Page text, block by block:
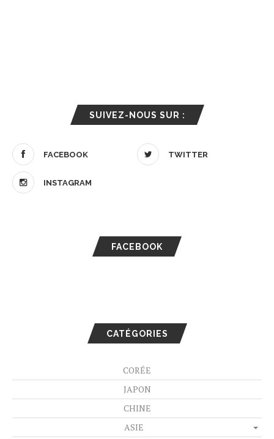
SUIVEZ-NOUS SUR :
FACEBOOK TWITTER
INSTAGRAM
FACEBOOK
CATÉGORIES
CORÉE
JAPON
CHINE
ASIE